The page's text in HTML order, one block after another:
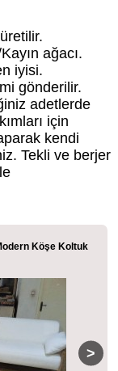
ağacı.
iyisi.
gönderilir.
adetlerde
için
kendi
Tekli ve berjer
Köşe Koltuk